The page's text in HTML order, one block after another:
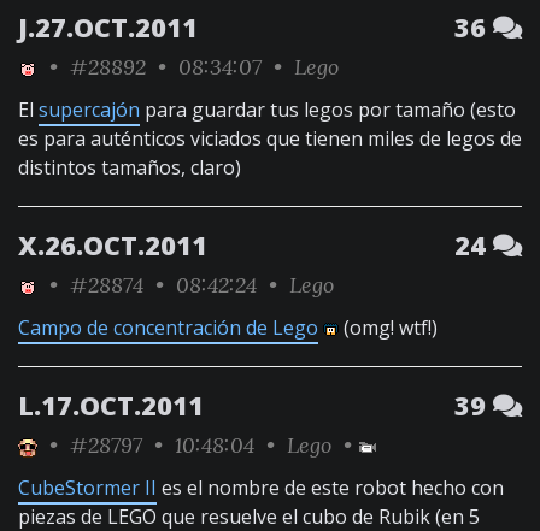
J.27.OCT.2011 36
• #28892 • 08:34:07 • Lego
El supercajón para guardar tus legos por tamaño (esto
es para auténticos viciados que tienen miles de legos de
distintos tamaños, claro)
X.26.OCT.2011 24
• #28874 • 08:42:24 • Lego
Campo de concentración de Lego (omg! wtf!)
L.17.OCT.2011 39
• #28797 • 10:48:04 • Lego •
CubeStormer II es el nombre de este robot hecho con
piezas de LEGO que resuelve el cubo de Rubik (en 5